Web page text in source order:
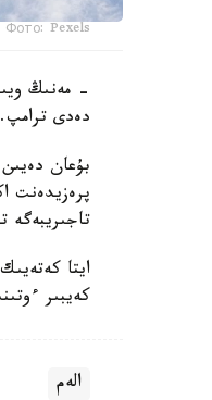
Фото: Pexels
- مەنىڭ
دەدى ترامپ.
بۇعان دەيىن
پرەزيدەنت
تاجىريبەگە
ايتا
كەيبىر ءوتىنىش بەرۋشىلەر 100 مىڭنان
الەم